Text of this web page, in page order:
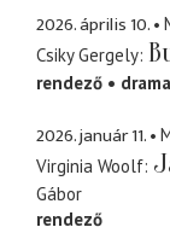
2026. április 10.
Csiky Gergely
rendező
2026. január 11.
Virginia Woolf
Gábor
rendező